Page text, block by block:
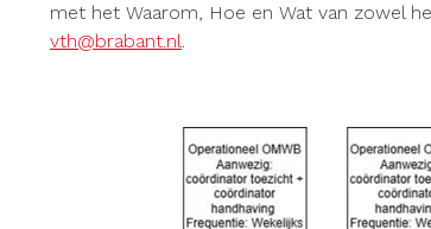
met het Waarom, Hoe en Wat van zowel
vth@brabant.nl.